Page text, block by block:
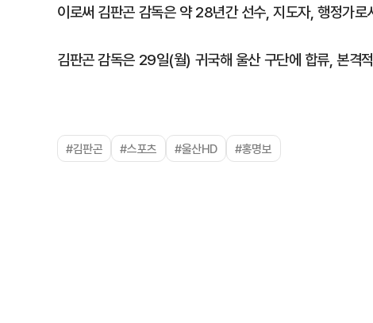
이로써 김판곤 감독은 약 28년간 선수, 지도자, 행정가
김판곤 감독은 29일(월) 귀국해 울산 구단에 합류, 본격
#김판곤 #스포츠 #울산HD #홍명보